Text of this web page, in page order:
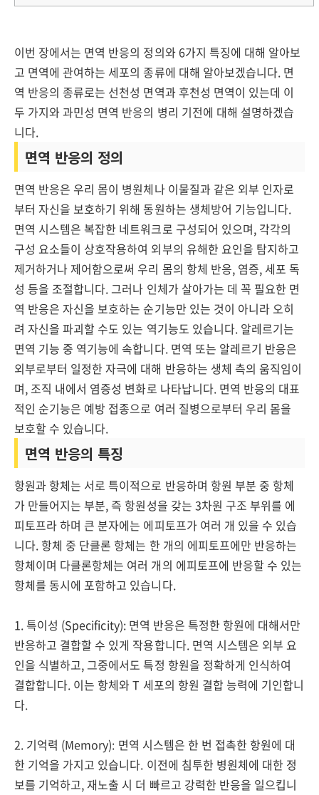
이번 장에서는 면역 반응의 정의와 6가지 특징에 대해 알아보
고 면역에 관여하는 세포의 종류에 대해 알아보겠습니다. 면
역 반응의 종류로는 선천성 면역과 후천성 면역이 있는데 이
두 가지와 과민성 면역 반응의 병리 기전에 대해 설명하겠습
니다.
면역 반응의 정의
면역 반응은 우리 몸이 병원체나 이물질과 같은 외부 인자로
부터 자신을 보호하기 위해 동원하는 생체방어 기능입니다.
면역 시스템은 복잡한 네트워크로 구성되어 있으며, 각각의
구성 요소들이 상호작용하여 외부의 유해한 요인을 탐지하고
제거하거나 제어함으로써 우리 몸의 항체 반응, 염증, 세포 독
성 등을 조절합니다. 그러나 인체가 살아가는 데 꼭 필요한 면
역 반응은 자신을 보호하는 순기능만 있는 것이 아니라 오히
려 자신을 파괴할 수도 있는 역기능도 있습니다. 알레르기는
면역 기능 중 역기능에 속합니다. 면역 또는 알레르기 반응은
외부로부터 일정한 자극에 대해 반응하는 생체 측의 움직임이
며, 조직 내에서 염증성 변화로 나타납니다. 면역 반응의 대표
적인 순기능은 예방 접종으로 여러 질병으로부터 우리 몸을
보호할 수 있습니다.
면역 반응의 특징
항원과 항체는 서로 특이적으로 반응하며 항원 부분 중 항체
가 만들어지는 부분, 즉 항원성을 갖는 3차원 구조 부위를 에
피토프라 하며 큰 분자에는 에피토프가 여러 개 있을 수 있습
니다. 항체 중 단클론 항체는 한 개의 에피토프에만 반응하는
항체이며 다클론항체는 여러 개의 에피토프에 반응할 수 있는
항체를 동시에 포함하고 있습니다.
1. 특이성 (Specificity): 면역 반응은 특정한 항원에 대해서만
반응하고 결합할 수 있게 작용합니다. 면역 시스템은 외부 요
인을 식별하고, 그중에서도 특정 항원을 정확하게 인식하여
결합합니다. 이는 항체와 T 세포의 항원 결합 능력에 기인합니
다.
2. 기억력 (Memory): 면역 시스템은 한 번 접촉한 항원에 대
한 기억을 가지고 있습니다. 이전에 침투한 병원체에 대한 정
보를 기억하고, 재노출 시 더 빠르고 강력한 반응을 일으킵니